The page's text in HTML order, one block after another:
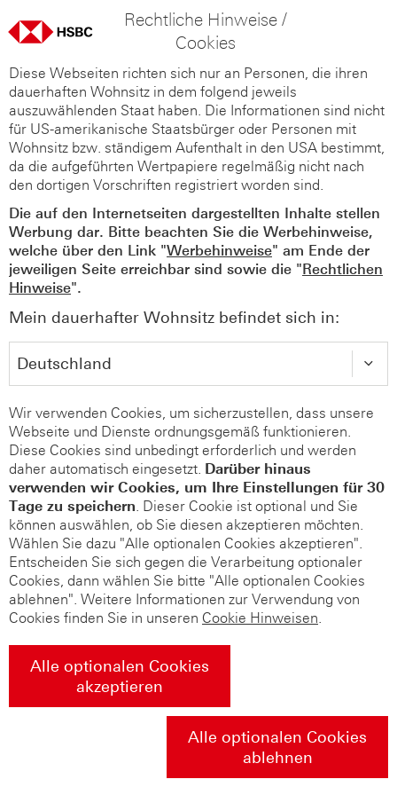
Rechtliche Hinweise /
Cookies
Diese Webseiten richten sich nur an Personen, die ihren
dauerhaften Wohnsitz in dem folgend jeweils
auszuwählenden Staat haben. Die Informationen sind nicht
für US-amerikanische Staatsbürger oder Personen mit
Wohnsitz bzw. ständigem Aufenthalt in den USA bestimmt,
da die aufgeführten Wertpapiere regelmäßig nicht nach
den dortigen Vorschriften registriert worden sind.
Die auf den Internetseiten dargestellten Inhalte stellen
Werbung dar. Bitte beachten Sie die Werbehinweise,
welche über den Link "Werbehinweise" am Ende der
jeweiligen Seite erreichbar sind sowie die "Rechtlichen
Hinweise".
Mein dauerhafter Wohnsitz befindet sich in:
Wir verwenden Cookies, um sicherzustellen, dass unsere
Webseite und Dienste ordnungsgemäß funktionieren.
Diese Cookies sind unbedingt erforderlich und werden
daher automatisch eingesetzt. Darüber hinaus
verwenden wir Cookies, um Ihre Einstellungen für 30
Tage zu speichern. Dieser Cookie ist optional und Sie
können auswählen, ob Sie diesen akzeptieren möchten.
Wählen Sie dazu "Alle optionalen Cookies akzeptieren".
Entscheiden Sie sich gegen die Verarbeitung optionaler
Cookies, dann wählen Sie bitte "Alle optionalen Cookies
ablehnen". Weitere Informationen zur Verwendung von
Cookies finden Sie in unseren Cookie Hinweisen.
Alle optionalen Cookies
akzeptieren
Alle optionalen Cookies
ablehnen